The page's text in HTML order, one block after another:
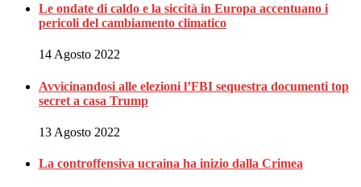
Le ondate di caldo e la siccità in Europa accentuano i
pericoli del cambiamento climatico
14 Agosto 2022
Avvicinandosi alle elezioni l’FBI sequestra documenti top
secret a casa Trump
13 Agosto 2022
La controffensiva ucraina ha inizio dalla Crimea